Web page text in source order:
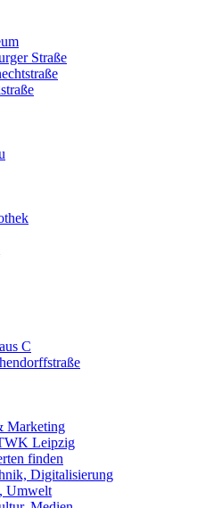
Straße
C
Marketing
Leipzig
finden
Digitalisierung
Umwelt